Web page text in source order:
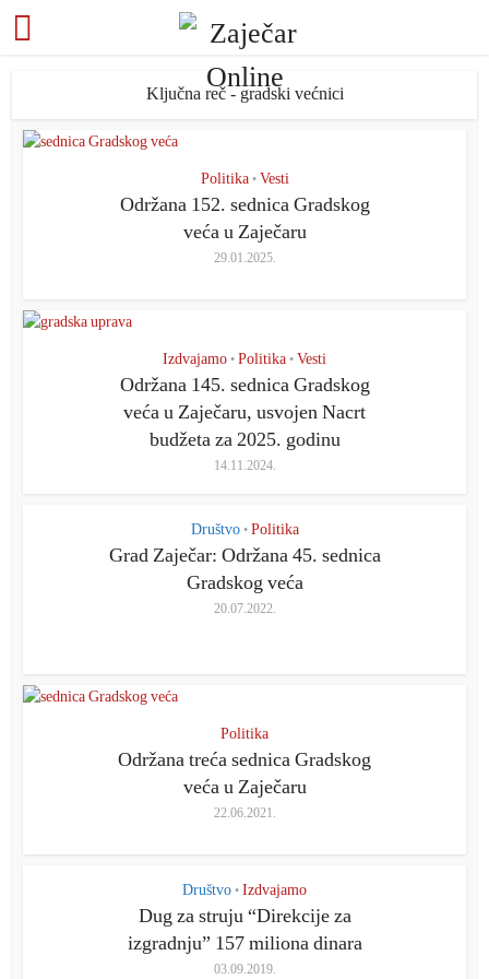
Ključna reč - gradski većnici
Politika • Vesti
Održana 152. sednica Gradskog
veća u Zaječaru
29.01.2025.
Izdvajamo • Politika • Vesti
Održana 145. sednica Gradskog
veća u Zaječaru, usvojen Nacrt
budžeta za 2025. godinu
14.11.2024.
Društvo • Politika
Grad Zaječar: Održana 45. sednica
Gradskog veća
20.07.2022.
Politika
Održana treća sednica Gradskog
veća u Zaječaru
22.06.2021.
Društvo • Izdvajamo
Dug za struju “Direkcije za
izgradnju” 157 miliona dinara
03.09.2019.